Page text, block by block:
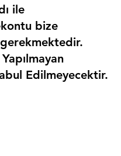
ile
bize
Edilmeyecektir.